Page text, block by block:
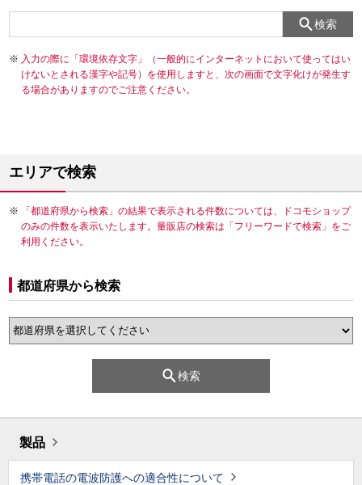
検索
入力の際に「環境依存文字」（一般的にインターネットにおいて使ってはい
けないとされる漢字や記号）を使用しますと、次の画面で文字化けが発生す
る場合がありますのでご注意ください。
エリアで検索
「都道府県から検索」の結果で表示される件数については、ドコモショップ
のみの件数を表示いたします。量販店の検索は「フリーワードで検索」をご
利用ください。
都道府県から検索
検索
製品
携帯電話の電波防護への適合性について